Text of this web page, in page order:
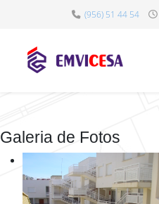
(956) 51 44 54
Galeria de Fotos